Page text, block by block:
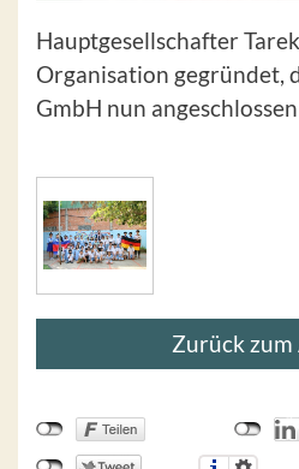
Hauptgesellschafter
Organisation gegründet,
GmbH nun
Zurück